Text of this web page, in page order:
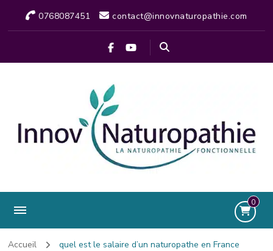
0768087451 contact@innovnaturopathie.com
0
Accueil quel est le salaire d’un naturopathe en France